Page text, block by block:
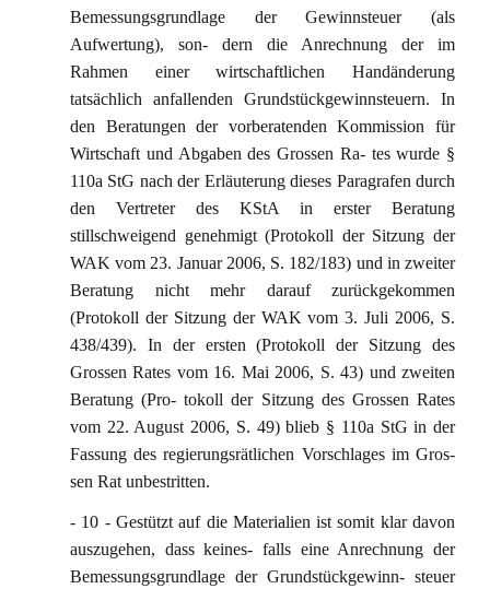
Bemessungsgrundlage der Gewinnsteuer (als
Aufwertung), son- dern die Anrechnung der im
Rahmen einer wirtschaftlichen Handänderung
tatsächlich anfallenden Grundstückgewinnsteuern. In
den Beratungen der vorberatenden Kommission für
Wirtschaft und Abgaben des Grossen Ra- tes wurde §
110a StG nach der Erläuterung dieses Paragrafen durch
den Vertreter des KStA in erster Beratung
stillschweigend genehmigt (Protokoll der Sitzung der
WAK vom 23. Januar 2006, S. 182/183) und in zweiter
Beratung nicht mehr darauf zurückgekommen
(Protokoll der Sitzung der WAK vom 3. Juli 2006, S.
438/439). In der ersten (Protokoll der Sitzung des
Grossen Rates vom 16. Mai 2006, S. 43) und zweiten
Beratung (Pro- tokoll der Sitzung des Grossen Rates
vom 22. August 2006, S. 49) blieb § 110a StG in der
Fassung des regierungsrätlichen Vorschlages im Gros-
sen Rat unbestritten.
- 10 - Gestützt auf die Materialien ist somit klar davon
auszugehen, dass keines- falls eine Anrechnung der
Bemessungsgrundlage der Grundstückgewinn- steuer